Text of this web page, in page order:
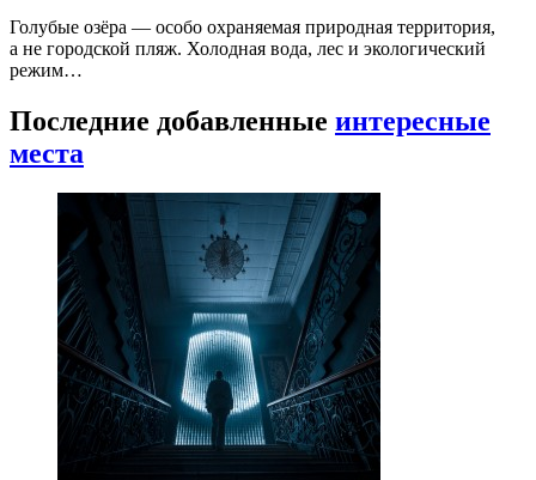
Голубые озёра — особо охраняемая природная территория,
а не городской пляж. Холодная вода, лес и экологический
режим…
Последние добавленные интересные
места